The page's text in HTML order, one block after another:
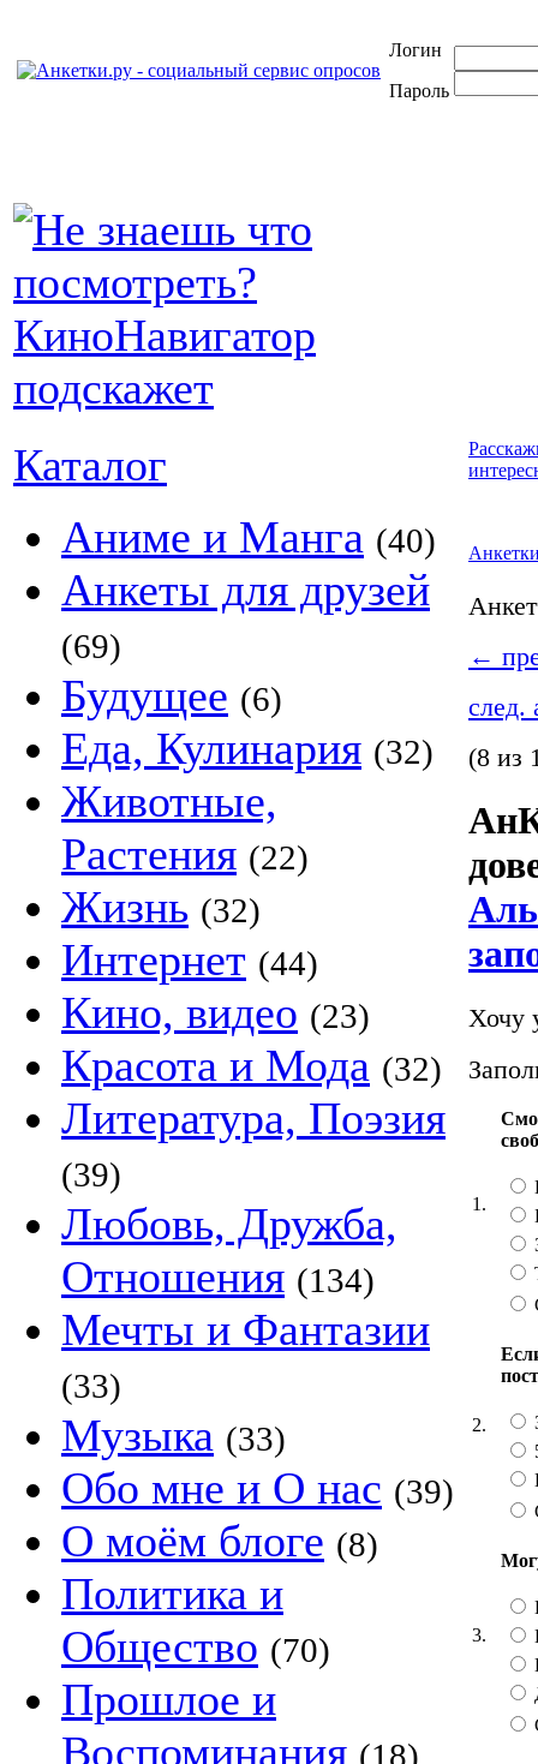
Логин
Пароль
Каталог
Аниме и Манга (40)
Анкеты для друзей
(69)
Будущее (6)
Еда, Кулинария (32)
Животные,
Растения (22)
Жизнь (32)
Интернет (44)
Кино, видео (23)
Красота и Мода (32)
Литература, Поэзия
(39)
Любовь, Дружба,
Отношения (134)
Мечты и Фантазии
(33)
Музыка (33)
Обо мне и О нас (39)
О моём блоге (8)
Политика и
Общество (70)
Прошлое и
Воспоминания (18)
←
след.
(8 из
Хочу
1.
2.
3.